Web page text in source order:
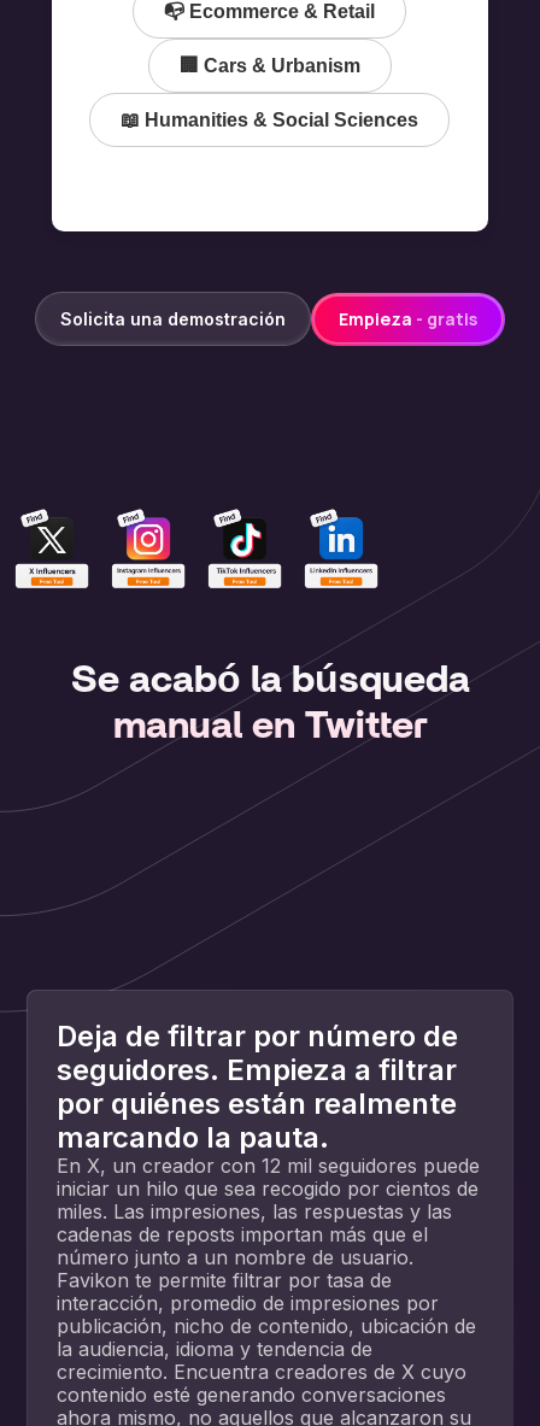
📭 Ecommerce & Retail
🏢 Cars & Urbanism
📖 Humanities & Social Sciences
Solicita una demostración Empieza - gratis
Se acabó la búsqueda
manual en Twitter
Deja de filtrar por número de
seguidores. Empieza a filtrar
por quiénes están realmente
marcando la pauta.
En X, un creador con 12 mil seguidores puede
iniciar un hilo que sea recogido por cientos de
miles. Las impresiones, las respuestas y las
cadenas de reposts importan más que el
número junto a un nombre de usuario.
Favikon te permite filtrar por tasa de
interacción, promedio de impresiones por
publicación, nicho de contenido, ubicación de
la audiencia, idioma y tendencia de
crecimiento. Encuentra creadores de X cuyo
contenido esté generando conversaciones
ahora mismo, no aquellos que alcanzaron su